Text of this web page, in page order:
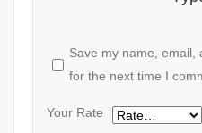
Save my name, email,
for the next time I
Your Rate